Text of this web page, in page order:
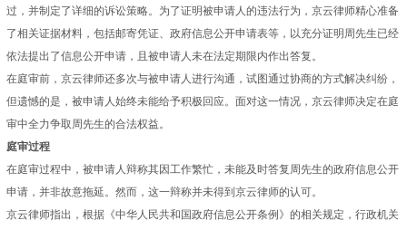
过，并制定了详细的诉讼策略。为了证明被申请人的违法行为，京云律师精心准备
了相关证据材料，包括邮寄凭证、政府信息公开申请表等，以充分证明周先生已经
依法提出了信息公开申请，且被申请人未在法定期限内作出答复。
在庭审前，京云律师还多次与被申请人进行沟通，试图通过协商的方式解决纠纷，
但遗憾的是，被申请人始终未能给予积极回应。面对这一情况，京云律师决定在庭
审中全力争取周先生的合法权益。
庭审过程
在庭审过程中，被申请人辩称其因工作繁忙，未能及时答复周先生的政府信息公开
申请，并非故意拖延。然而，这一辩称并未得到京云律师的认可。
京云律师指出，根据《中华人民共和国政府信息公开条例》的相关规定，行政机关